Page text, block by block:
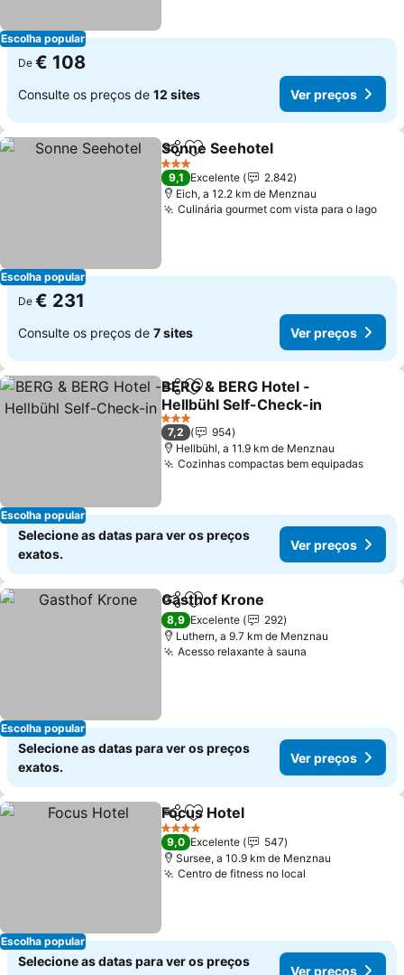
Escolha popular
De € 108
Consulte os preços de 12 sites Ver preços
Escolha popular
PartilharAdicionar aos favoritos
Sonne Seehotel
3 Estrelas
9,1 Excelente
2.842
Eich, a 12.2 km de Menznau
Culinária gourmet com vista para o lagoVer
De € 231
Consulte os preços de 7 sites Ver preços
Escolha popular
PartilharAdicionar aos favoritos
BERG & BERG Hotel -
Hellbühl Self-Check-in
Ver preços
3 Estrelas
7,2
954
Hellbühl, a 11.9 km de Menznau
Cozinhas compactas bem equipadasVer
Selecione as datas para ver os preços
exatos.
Ver preços
Escolha popular
PartilharAdicionar aos favoritos
Gasthof Krone
8,9 Excelente
292
Luthern, a 9.7 km de Menznau
Acesso relaxante à sauna
Selecione as datas para ver os preços
exatos.
Ver preços
Escolha popular
PartilharAdicionar aos favoritos
Focus Hotel
4 Estrelas
9,0 Excelente
547
Sursee, a 10.9 km de Menznau
Centro de fitness no local
Selecione as datas para ver os preços
Ver preços